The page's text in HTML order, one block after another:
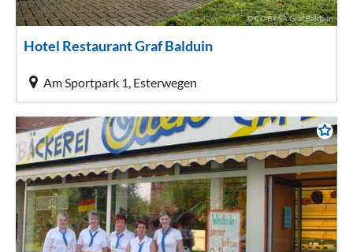
© CC-BY-SA Graf Balduin
Hotel Restaurant Graf Balduin
Am Sportpark 1, Esterwegen